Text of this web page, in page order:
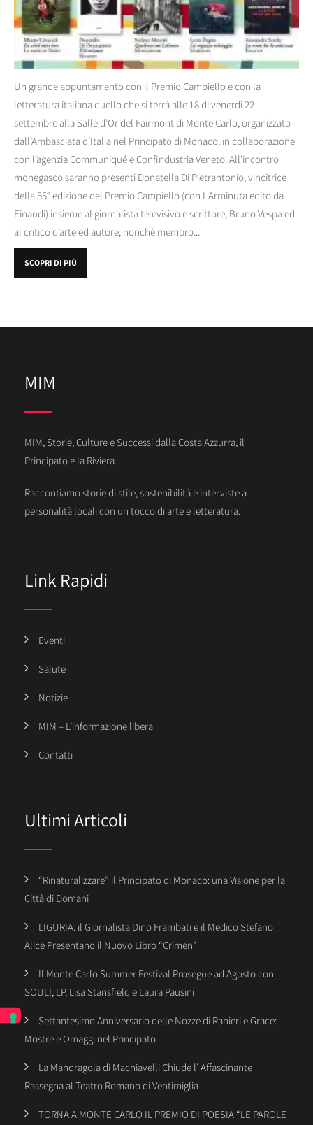
Un grande appuntamento con il Premio Campiello e con la
letteratura italiana quello che si terrà alle 18 di venerdì 22
settembre alla Salle d’Or del Fairmont di Monte Carlo, organizzato
dall’Ambasciata d’Italia nel Principato di Monaco, in collaborazione
con l’agenzia Communiqué e Confindustria Veneto. All'incontro
monegasco saranno presenti Donatella Di Pietrantonio, vincitrice
della 55° edizione del Premio Campiello (con L'Arminuta edito da
Einaudi) insieme al giornalista televisivo e scrittore, Bruno Vespa ed
al critico d’arte ed autore, nonchè membro...
SCOPRI DI PIÙ
MIM
MIM, Storie, Culture e Successi dalla Costa Azzurra, il
Principato e la Riviera.
Raccontiamo storie di stile, sostenibilità e interviste a
personalità locali con un tocco di arte e letteratura.
Link Rapidi
Eventi
Salute
Notizie
MIM – L’informazione libera
Contatti
Ultimi Articoli
“Rinaturalizzare” il Principato di Monaco: una Visione per la
Città di Domani
LIGURIA: il Giornalista Dino Frambati e il Medico Stefano
Alice Presentano il Nuovo Libro “Crimen”
Il Monte Carlo Summer Festival Prosegue ad Agosto con
SOUL!, LP, Lisa Stansfield e Laura Pausini
Settantesimo Anniversario delle Nozze di Ranieri e Grace:
Mostre e Omaggi nel Principato
La Mandragola di Machiavelli Chiude l’ Affascinante
Rassegna al Teatro Romano di Ventimiglia
TORNA A MONTE CARLO IL PREMIO DI POESIA “LE PAROLE